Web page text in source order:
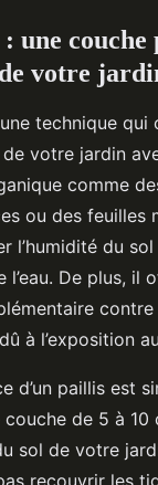
une
votre
technique qui
votre jardin
comme
ou des feuilles
l’humidité du
l’eau. De plus, il
contre
à l’exposition
d’un paillis est
couche de 5 à 10
sol de votre
recouvrir les